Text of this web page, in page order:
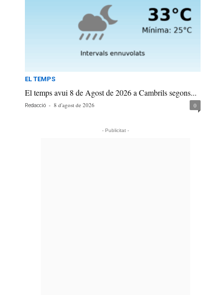
EL TEMPS
El temps avui 8 de Agost de 2026 a Cambrils segons...
Redacció - 8 d'agost de 2026 0
- Publicitat -